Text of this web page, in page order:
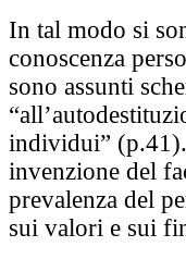
In tal modo si
conoscenza
sono assunti
individui”
invenzione del
prevalenza del
sui valori e sui